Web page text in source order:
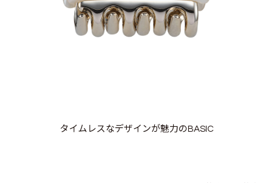
タイムレスなデザインが魅力のBASIC